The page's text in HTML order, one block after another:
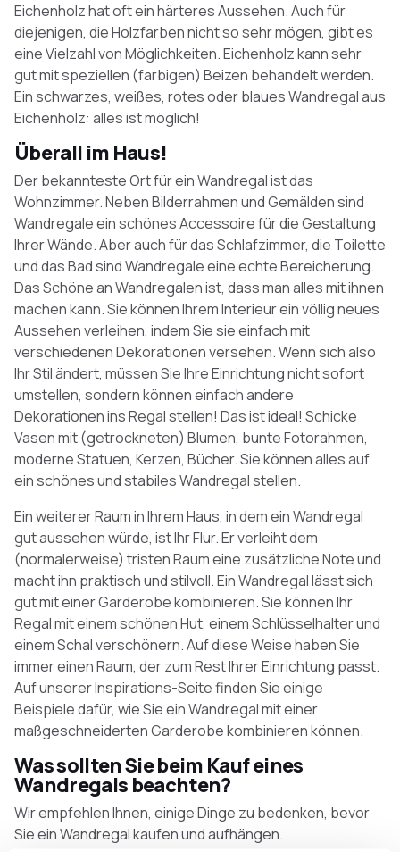
Eichenholz hat oft ein härteres Aussehen. Auch für
diejenigen, die Holzfarben nicht so sehr mögen, gibt es
eine Vielzahl von Möglichkeiten. Eichenholz kann sehr
gut mit speziellen (farbigen) Beizen behandelt werden.
Ein schwarzes, weißes, rotes oder blaues Wandregal aus
Eichenholz: alles ist möglich!
Überall im Haus!
Der bekannteste Ort für ein Wandregal ist das
Wohnzimmer. Neben Bilderrahmen und Gemälden sind
Wandregale ein schönes Accessoire für die Gestaltung
Ihrer Wände. Aber auch für das Schlafzimmer, die Toilette
und das Bad sind Wandregale eine echte Bereicherung.
Das Schöne an Wandregalen ist, dass man alles mit ihnen
machen kann. Sie können Ihrem Interieur ein völlig neues
Aussehen verleihen, indem Sie sie einfach mit
verschiedenen Dekorationen versehen. Wenn sich also
Ihr Stil ändert, müssen Sie Ihre Einrichtung nicht sofort
umstellen, sondern können einfach andere
Dekorationen ins Regal stellen! Das ist ideal! Schicke
Vasen mit (getrockneten) Blumen, bunte Fotorahmen,
moderne Statuen, Kerzen, Bücher. Sie können alles auf
ein schönes und stabiles Wandregal stellen.
Ein weiterer Raum in Ihrem Haus, in dem ein Wandregal
gut aussehen würde, ist Ihr Flur. Er verleiht dem
(normalerweise) tristen Raum eine zusätzliche Note und
macht ihn praktisch und stilvoll. Ein Wandregal lässt sich
gut mit einer Garderobe kombinieren. Sie können Ihr
Regal mit einem schönen Hut, einem Schlüsselhalter und
einem Schal verschönern. Auf diese Weise haben Sie
immer einen Raum, der zum Rest Ihrer Einrichtung passt.
Auf unserer Inspirations-Seite finden Sie einige
Beispiele dafür, wie Sie ein Wandregal mit einer
maßgeschneiderten Garderobe kombinieren können.
Was sollten Sie beim Kauf eines
Wandregals beachten?
Wir empfehlen Ihnen, einige Dinge zu bedenken, bevor
Sie ein Wandregal kaufen und aufhängen.